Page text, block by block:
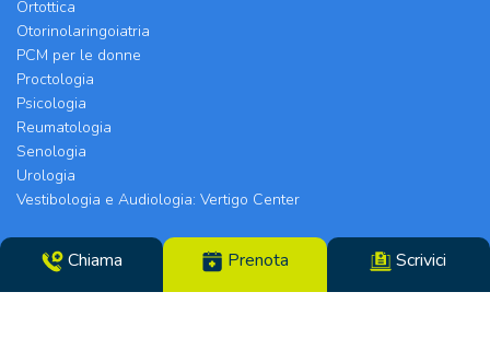
Ortottica
Otorinolaringoiatria
PCM per le donne
Proctologia
Psicologia
Reumatologia
Senologia
Urologia
Vestibologia e Audiologia: Vertigo Center
Poliambulatorio Chirurgico Modenese srl | Sede
Legale e Chirurgia: Via Arquà, 5 | Eyecare Clinic,
Chiama Prenota Scrivici